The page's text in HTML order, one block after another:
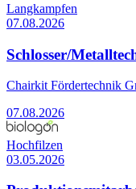
Langkampfen
07.08.2026
Schlosser/
Chairkit Fördertechnik
07.08.2026
Hochfilzen
03.05.2026